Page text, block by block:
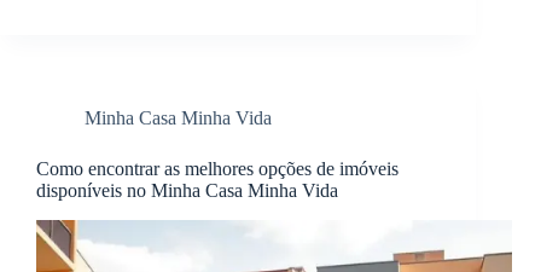
Minha Casa Minha Vida
Como encontrar as melhores opções de imóveis
disponíveis no Minha Casa Minha Vida